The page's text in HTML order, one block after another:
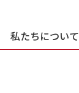
私たちについて